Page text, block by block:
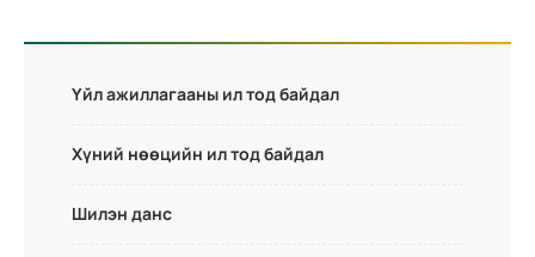
Үйл ажиллагааны ил тод байдал
Хүний нөөцийн ил тод байдал
Шилэн данс